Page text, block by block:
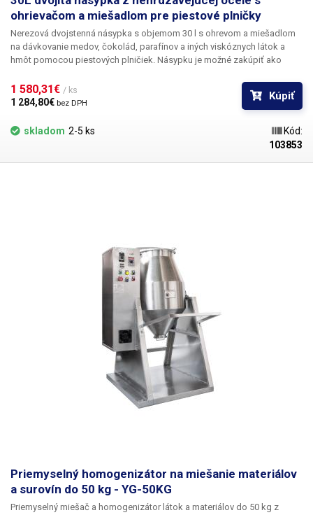
ohrievačom a miešadlom pre piestové plničky
Nerezová dvojstenná násypka s objemom 30 l s ohrevom a miešadlom
na dávkovanie medov, čokolád, parafínov a iných viskóznych látok a
hmôt pomocou piestových plničiek. Násypku je možné zakúpiť ako
Nerezová násypka s objemom 30 l je vybavená elektrickým ohrievačom,
ktorý sa používa najmä na priebežné ohrievanie viskóznych kvapalín a
látok, ktoré majú tendenciu tuhnúť pri izbovej teplote a nedajú sa
dávkovať (vosky, čokolády, medy, maslá, oriešky
). 2,2 kW vykurovacie
teleso ohrieva vodu vo vnútri dvojstenného systému, ktorá potom cez
a regulácia teploty je k nádrži pripojený snímač teploty, ktorý monitoruje
poháňané motorom s reguláciou otáčok v rozsahu 6 - 60 ot/min.
Miešanie je plynulé a možno ho nastaviť na veľmi nízke otáčky. Zásobník
je pripojený k plničke jej pripevnením k ráfiku pomocou uťahovacej
spojky, ktorá je súčasťou balenia plničky. Priemer ráfika vyhrievanej
násypky má rovnaký priemer ako základná verzia dodávaná s plničkami.
Celá násypka vrátane miešacích lopatiek je vyrobená z nehrdzavejúcej
ocele, ktorá je vhodná na styk s potravinami. Jednotku možno
jednoducho vymeniť za pôvodnú základnú misku na 50-1000 ml, 300-
2500 ml a 1000-4000 ml piestových plničiek. Okraj vyhrievanej vaničky má
rovnaký priemer ako základná verzia dodávaná s plničkami.
1 580,31€ / ks
1 284,80€ bez DPH
Kúpiť
skladom 2-5 ks
Kód:
103853
Priemyselný homogenizátor na miešanie materiálov
a surovín do 50 kg - YG-50KG
Priemyselný miešač a homogenizátor látok a materiálov do 50 kg z